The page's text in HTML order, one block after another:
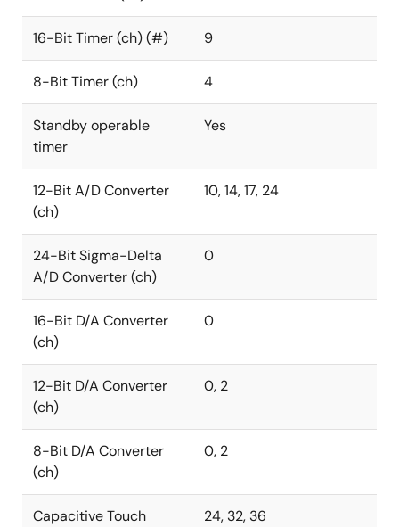
16-Bit Timer (ch) (#) 9
8-Bit Timer (ch) 4
Standby operable
timer
Yes
12-Bit A/D Converter
(ch)
10, 14, 17, 24
24-Bit Sigma-Delta
A/D Converter (ch)
0
16-Bit D/A Converter
(ch)
0
12-Bit D/A Converter
(ch)
0, 2
8-Bit D/A Converter
(ch)
0, 2
Capacitive Touch
24, 32, 36